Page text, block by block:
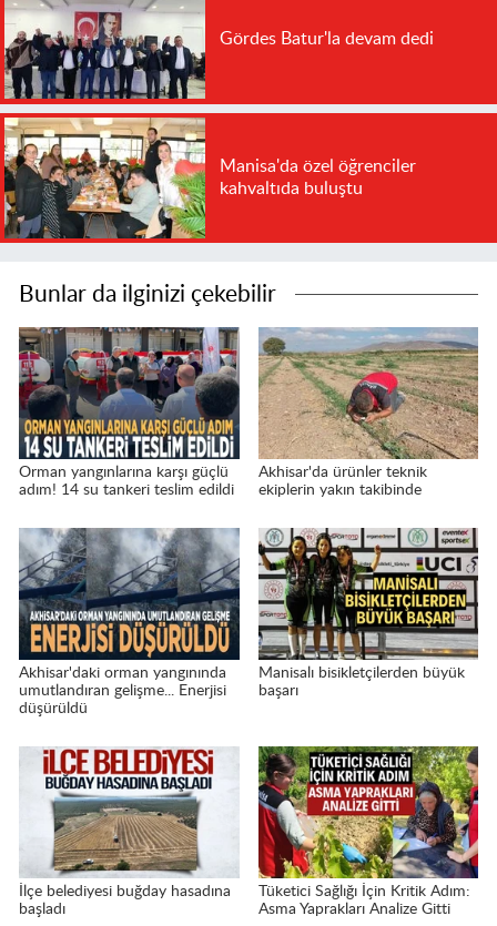
Gördes Batur'la devam dedi
Manisa'da özel öğrenciler
kahvaltıda buluştu
Bunlar da ilginizi çekebilir
Orman yangınlarına karşı güçlü
adım! 14 su tankeri teslim edildi
Akhisar'da ürünler teknik
ekiplerin yakın takibinde
Akhisar'daki orman yangınında
umutlandıran gelişme... Enerjisi
düşürüldü
Manisalı bisikletçilerden büyük
başarı
İlçe belediyesi buğday hasadına
başladı
Tüketici Sağlığı İçin Kritik Adım:
Asma Yaprakları Analize Gitti